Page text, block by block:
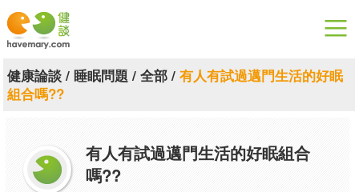
漫漫健康
關於健談
聯絡我們
健康論談/ 睡眠問題 / 全部/ 有人有試過邁門生活的好眠
組合嗎??
有人有試過邁門生活的好眠組合
嗎??